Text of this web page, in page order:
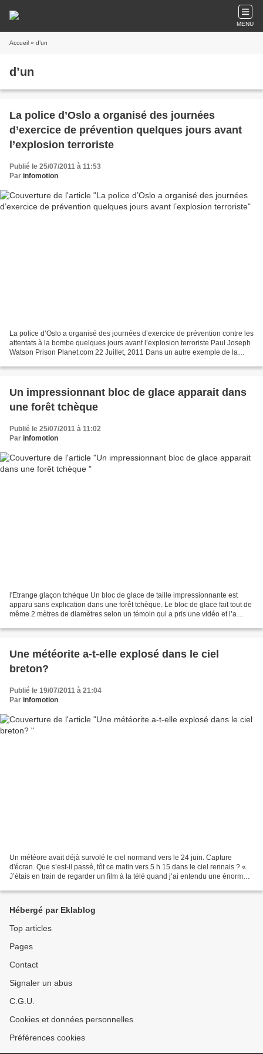
MENU
Accueil » d’un
d’un
La police d’Oslo a organisé des journées
d’exercice de prévention quelques jours avant
l’explosion terroriste
Publié le 25/07/2011 à 11:53
Par infomotion
La police d’Oslo a organisé des journées d’exercice de prévention contre les
attentats à la bombe quelques jours avant l’explosion terroriste Paul Joseph
Watson Prison Planet.com 22 Juillet, 2011 Dans un autre exemple de la
Un impressionnant bloc de glace apparait dans
une forêt tchèque
Publié le 25/07/2011 à 11:02
Par infomotion
l'Etrange glaçon tchèque Un bloc de glace de taille impressionnante est
apparu sans explication dans une forêt tchèque. Le bloc de glace fait tout de
même 2 mètres de diamètres selon un témoin qui a pris une vidéo et l’a
Une météorite a-t-elle explosé dans le ciel
breton?
Publié le 19/07/2011 à 21:04
Par infomotion
Un météore avait déjà survolé le ciel normand vers le 24 juin. Capture
d'écran. Que s’est-il passé, tôt ce matin vers 5 h 15 dans le ciel rennais ? «
J’étais en train de regarder un film à la télé quand j’ai entendu une énorme
Hébergé par Eklablog
Top articles
Pages
Contact
Signaler un abus
C.G.U.
Cookies et données personnelles
Préférences cookies